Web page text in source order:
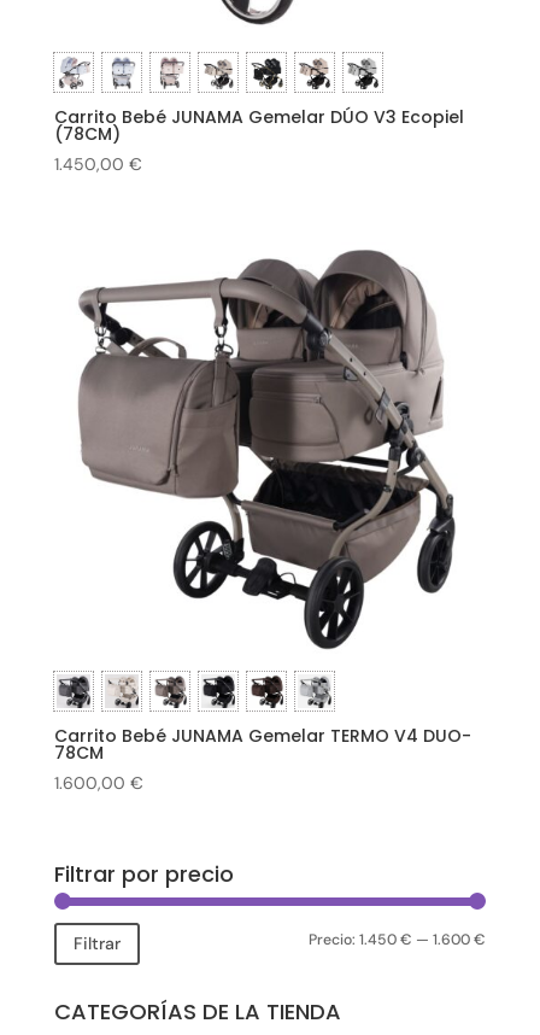
Carrito Bebé JUNAMA Gemelar DÚO V3 Ecopiel
(78CM)
1.450,00 €
Carrito Bebé JUNAMA Gemelar TERMO V4 DUO-
78CM
1.600,00 €
Filtrar por precio
Filtrar Precio:1.450 € —1.600 €
CATEGORÍAS DE LA TIENDA